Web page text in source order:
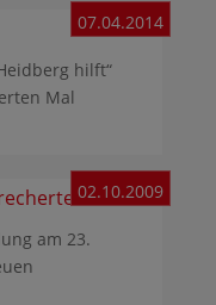
07.04.2014
hilft“
Mal
…
02.10.2009
am 23.